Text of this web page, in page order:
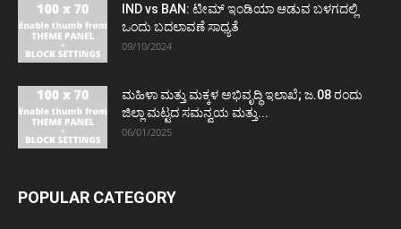
IND vs BAN: ಟೀಮ್ ಇಂಡಿಯಾ ಆಡುವ ಬಳಗದಲ್ಲಿ
ಒಂದು ಬದಲಾವಣೆ ಸಾಧ್ಯತೆ
09/10/2024
ಮಹಿಳಾ ಮತ್ತು ಮಕ್ಕಳ ಅಭಿವೃದ್ಧಿ ಇಲಾಖೆ; ಜ.08 ರಂದು
ಜಿಲ್ಲಾ ಮಟ್ಟದ ಸಮನ್ವಯ ಮತ್ತು...
06/01/2025
POPULAR CATEGORY